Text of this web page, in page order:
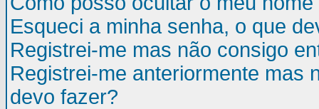
Esqueci a minha senha, o que
Registrei-me mas não consigo
Registrei-me anteriormente mas
devo fazer?